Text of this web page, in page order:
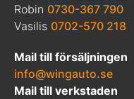
Robin 0730-367 790
Vasilis 0702-570 218
Mail till försäljningen
info@wingauto.se
Mail till verkstaden